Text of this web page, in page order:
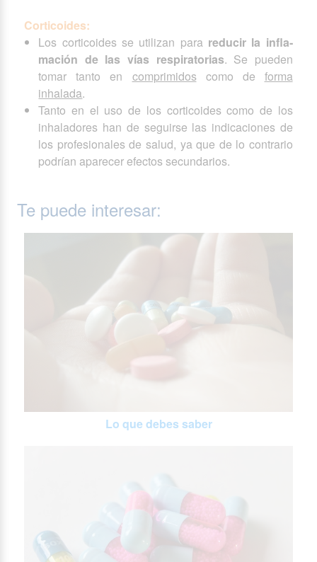
Corticoides:
Los corticoides se utilizan para reducir la infla­
mación de las vías respiratorias. Se pueden
tomar tanto en comprimidos como de forma
inhalada.
Tanto en el uso de los corticoides como de los
inhaladores han de seguirse las indicaciones de
los profesionales de salud, ya que de lo contrario
podrían aparecer efectos secundarios.
Te puede interesar:
Lo que debes saber